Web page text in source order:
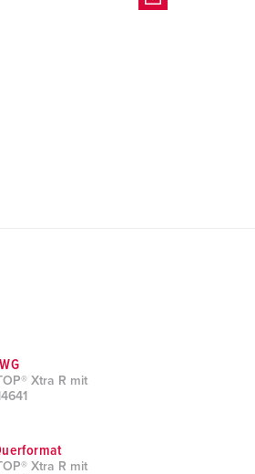
Xtra R mit
Xtra R mit